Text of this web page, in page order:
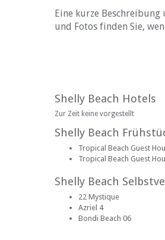
Eine kurze
und Fotos finden Sie,
Shelly Beach Hotels
Zur Zeit keine vorgestellt
Shelly Beach
Tropical Beach Guest
Tropical Beach Guest
Shelly Beach
22 Mystique
Azriel 4
Bondi Beach 06